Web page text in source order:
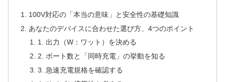
100V対応の「本当の意味」と安全性の基礎知識
あなたのデバイスに合わせた選び方、4つのポイント
1. 出力（W：ワット）を決める
2. ポート数と「同時充電」の挙動を知る
3. 急速充電規格を確認する